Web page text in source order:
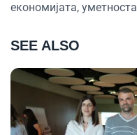
економијата,
SEE ALSO